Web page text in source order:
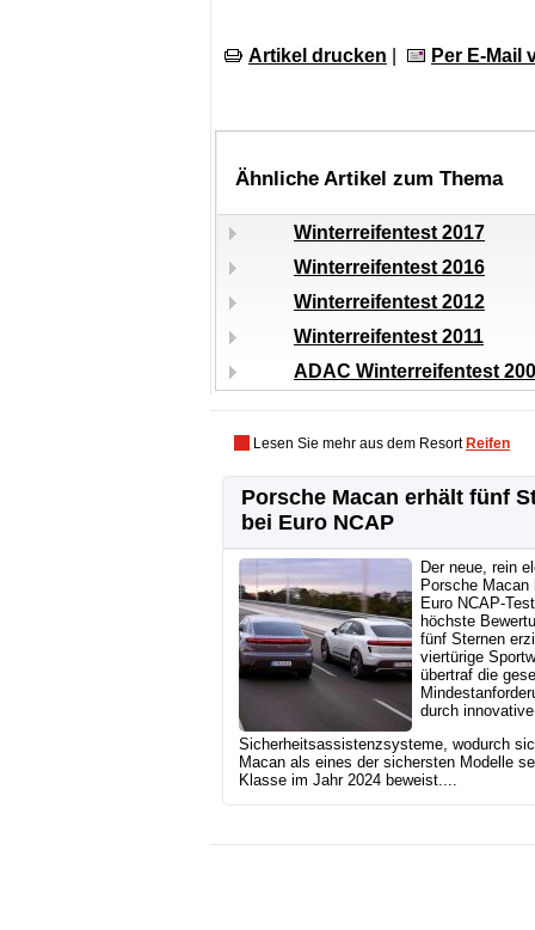
Artikel drucken Per E-Mail
Ähnliche Artikel zum Thema
Winterreifentest 2017
Winterreifentest 2016
Winterreifentest 2012
Winterreifentest 2011
ADAC Winterreifentest
Lesen Sie mehr aus dem Resort Reifen
Porsche Macan erhält fünf
bei Euro NCAP
Der neue, rein
Porsche Macan
Euro NCAP-
höchste
fünf Sternen
viertürige
übertraf die
durch innovative
Sicherheitsassistenzsysteme, wodurch
Macan als eines der sichersten Modelle
Klasse im Jahr 2024 beweist....